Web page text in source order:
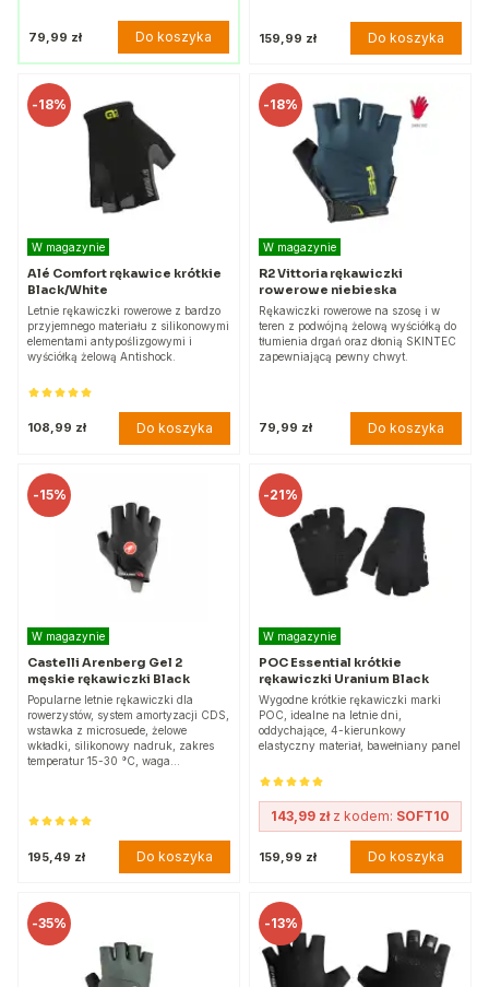
79,99 zł Do koszyka 159,99 zł Do koszyka
-18%
W magazynie
Alé Comfort rękawice krótkie
Black/White
Letnie rękawiczki rowerowe z bardzo
przyjemnego materiału z silikonowymi
elementami antypoślizgowymi i
wyściółką żelową Antishock.
108,99 zł Do koszyka
-18%
W magazynie
R2 Vittoria rękawiczki
rowerowe niebieska
Rękawiczki rowerowe na szosę i w
teren z podwójną żelową wyściółką do
tłumienia drgań oraz dłonią SKINTEC
zapewniającą pewny chwyt.
79,99 zł Do koszyka
-15%
W magazynie
Castelli Arenberg Gel 2
męskie rękawiczki Black
Popularne letnie rękawiczki dla
rowerzystów, system amortyzacji CDS,
wstawka z microsuede, żelowe
wkładki, silikonowy nadruk, zakres
temperatur 15-30 °C, waga…
195,49 zł Do koszyka
-21%
W magazynie
POC Essential krótkie
rękawiczki Uranium Black
Wygodne krótkie rękawiczki marki
POC, idealne na letnie dni,
oddychające, 4-kierunkowy
elastyczny materiał, bawełniany panel
143,99 złz kodem: SOFT10
159,99 zł Do koszyka
-35% -13%